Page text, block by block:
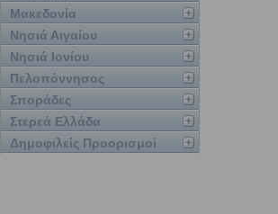
Μακεδονία
Νησιά Αιγαίου
Νησιά Ιονίου
Πελοπόννησος
Σποράδες
Στερεά Ελλάδα
Δημοφιλείς Προορισμοί